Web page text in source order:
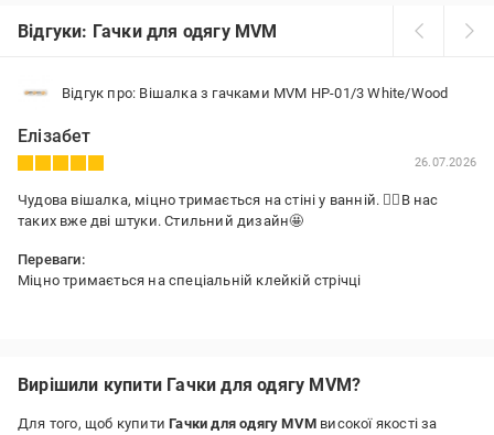
Відгуки: Гачки для одягу MVM
Відгук про: Вішалка з гачками MVM HP-01/3 White/Wood
Елізабет
26.07.2026
Чудова вішалка, міцно тримається на стіні у ванній. 👍🏼В нас
таких вже дві штуки. Стильний дизайн🤩
Переваги:
Міцно тримається на спеціальній клейкій стрічці
Вирішили купити Гачки для одягу MVM?
Для того, щоб купитиГачки для одягу MVM високої якості за